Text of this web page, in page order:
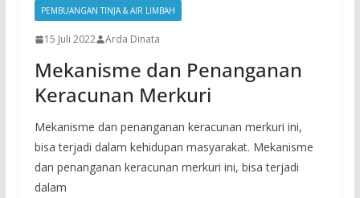
PEMBUANGAN TINJA & AIR LIMBAH
15 Juli 2022 Arda Dinata
Mekanisme dan Penanganan
Keracunan Merkuri
Mekanisme dan penanganan keracunan merkuri ini,
bisa terjadi dalam kehidupan masyarakat. Mekanisme
dan penanganan keracunan merkuri ini, bisa terjadi
dalam